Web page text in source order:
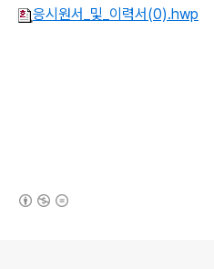
응시원서_및_이력서(0).hwp